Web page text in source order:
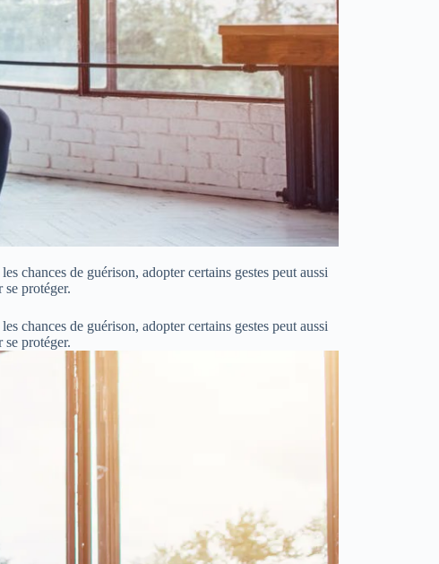
chances de guérison, adopter certains gestes peut aussi
protéger.
chances de guérison, adopter certains gestes peut aussi
protéger.